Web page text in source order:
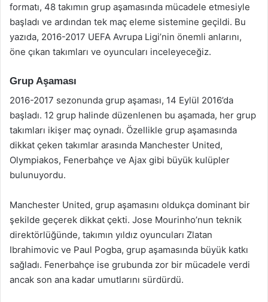
formatı, 48 takımın grup aşamasında mücadele etmesiyle
başladı ve ardından tek maç eleme sistemine geçildi. Bu
yazıda, 2016-2017 UEFA Avrupa Ligi’nin önemli anlarını,
öne çıkan takımları ve oyuncuları inceleyeceğiz.
Grup Aşaması
2016-2017 sezonunda grup aşaması, 14 Eylül 2016’da
başladı. 12 grup halinde düzenlenen bu aşamada, her grup
takımları ikişer maç oynadı. Özellikle grup aşamasında
dikkat çeken takımlar arasında Manchester United,
Olympiakos, Fenerbahçe ve Ajax gibi büyük kulüpler
bulunuyordu.
Manchester United, grup aşamasını oldukça dominant bir
şekilde geçerek dikkat çekti. Jose Mourinho’nun teknik
direktörlüğünde, takımın yıldız oyuncuları Zlatan
Ibrahimovic ve Paul Pogba, grup aşamasında büyük katkı
sağladı. Fenerbahçe ise grubunda zor bir mücadele verdi
ancak son ana kadar umutlarını sürdürdü.